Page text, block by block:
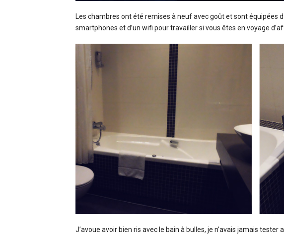
Les chambres ont été remises à neuf avec goût et sont équipées
smartphones et d’un wifi pour travailler si vous êtes en voyage
J’avoue avoir bien ris avec le bain à bulles, je n’avais jamais